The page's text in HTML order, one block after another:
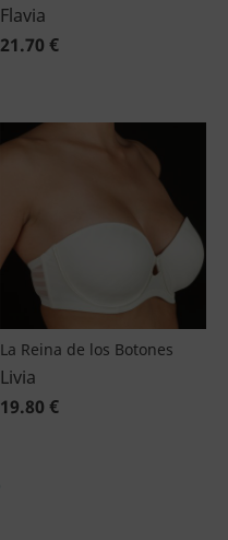
Flavia
21.70 €
La Reina de los Botones
Livia
19.80 €